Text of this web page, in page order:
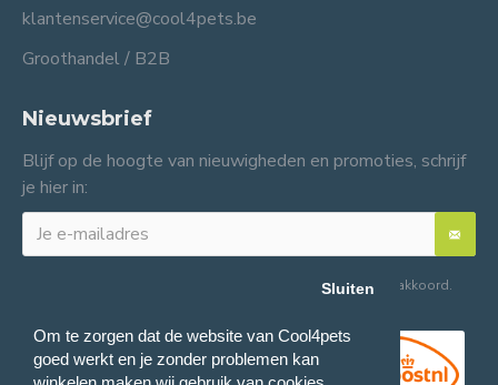
Om te zorgen dat de website van Cool4pets
goed werkt en je zonder problemen kan
Sluiten
klantenservice@cool4pets.be
Groothandel / B2B
Nieuwsbrief
Blijf op de hoogte van nieuwigheden en promoties, schrijf
je hier in:
gelezen en ga hiermee akkoord.